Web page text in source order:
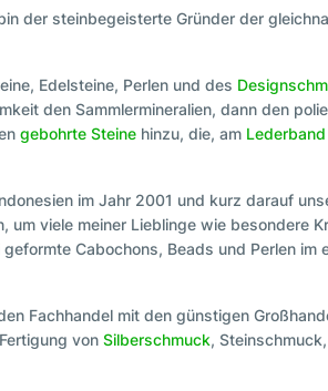
der steinbegeisterte Gründer der
Edelsteine, Perlen und des
den Sammlermineralien, dann den
gebohrte Steine hinzu, die, am Lederband
im Jahr 2001 und kurz darauf
um viele meiner Lieblinge wie besondere
Cabochons, Beads und Perlen im
Fachhandel mit den günstigen
von Silberschmuck, Steinschmuck,